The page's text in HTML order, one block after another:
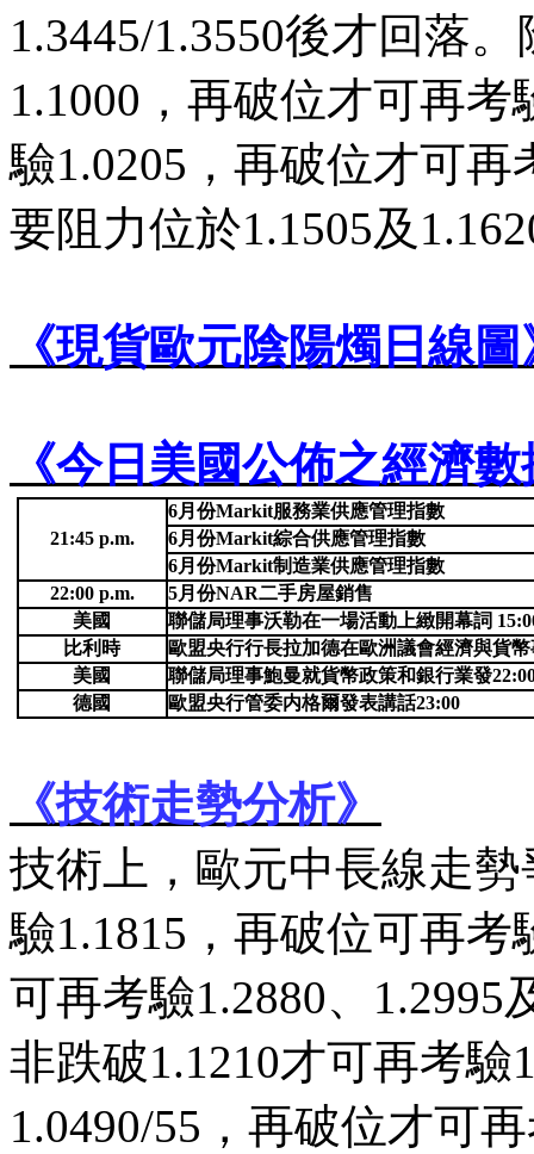
1.3445/1.3550後才回落。
1.1000 ，再破位才可再考
驗1.0205 ，再破位才可再
要阻力位於1.1505及
《現貨歐元陰陽燭日線圖
《今日美國公佈之經濟
21:45 p.m.
6月份Markit服務業供應管理指數
6月份Markit綜合供應管理指數
6月份Markit制造業供應管理指數
22:00 p.m.
5月份NAR二手房屋銷售
美國
聯儲局理事沃勒在一場活動上緻開幕詞
比利時
歐盟央行行長拉加德在歐洲議會經濟與貨
美國
聯儲局理事鮑曼就貨幣政策和銀行業發
德國
歐盟央行管委内格爾發表講話23:00
《技術走勢分析》
技術上，歐元中長線走
驗1.1815 ，再破位可再考
可再考驗1.2880、 1.2995
非跌破1.1210才可再考驗
1.0490/55 ，再破位才可